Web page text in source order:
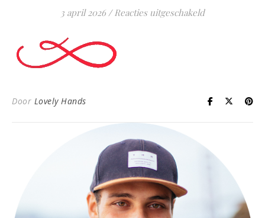
3 april 2026 / Reacties uitgeschakeldvoor swirl
Door Lovely Hands